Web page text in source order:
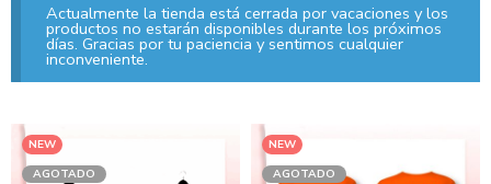
Actualmente la tienda está cerrada por vacaciones y los
productos no estarán disponibles durante los próximos
días. Gracias por tu paciencia y sentimos cualquier
inconveniente.
NEW
AGOTADO
NEW
AGOTADO